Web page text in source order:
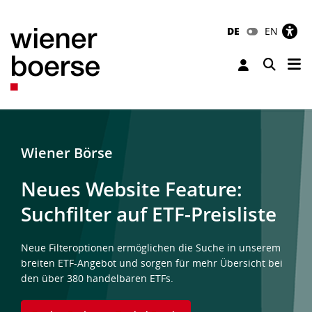
DE EN
Toggle
Wiener Börse
Neues Website Feature:
Suchfilter auf ETF-Preisliste
Neue Filteroptionen ermöglichen die Suche in unserem
breiten ETF-Angebot und sorgen für mehr Übersicht bei
den über 380 handelbaren ETFs.